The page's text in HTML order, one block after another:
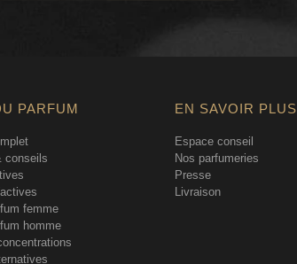
PARFUM
conseils
femme
homme
EN SAVOIR PLUS
Espace conseil
Nos parfumeries
Presse
Livraison